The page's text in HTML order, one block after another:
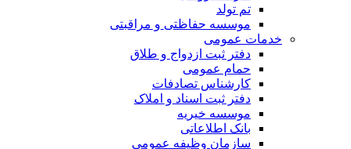
تم تولد
موسسه حفاظتی و مراقبتی
خدمات عمومی
دفتر ثبت ازدواج و طلاق
حمام عمومی
کارشناس تصادفات
دفتر ثبت اسناد و املاک
موسسه خیریه
بانک اطلاعاتی
سازمان وظیفه عمومی